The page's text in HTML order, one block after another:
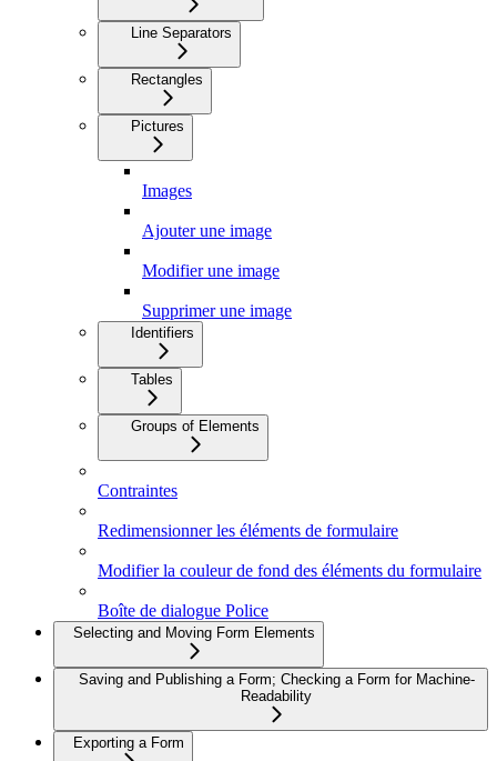
Line Separators
Rectangles
Pictures
Images
Ajouter une image
Modifier une image
Supprimer une image
Identifiers
Tables
Groups of Elements
Contraintes
Redimensionner les éléments de formulaire
Modifier la couleur de fond des éléments du formulaire
Boîte de dialogue Police
Selecting and Moving Form Elements
Saving and Publishing a Form; Checking a Form for Machine-
Readability
Exporting a Form